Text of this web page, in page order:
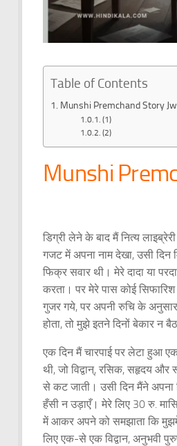
Table of Contents
Munshi Premchand Story
(1)
(2)
Munshi
डिग्री लेने के बाद मैं नित्य
गजट में अपना नाम देखा, उसी
फिक्र सवार थी। मेरे दादा या
करता। पर मेरे पास कोई
गुजर गये, पर अपनी रुचि के अनुसार
होता, तो मुझे इतने दिनों बेकार न
एक दिन मैं चारपाई पर लेटा हुआ
थी, जो विद्वान्, रसिक, सहृदय
से कट जाती। उसी दिन मैंने अपना
हँसी न उड़ाएँ। मेरे लिए 30 रु.
में आकर अपने को समझाता कि
लिए एक-से एक विद्वान, अनुभवी